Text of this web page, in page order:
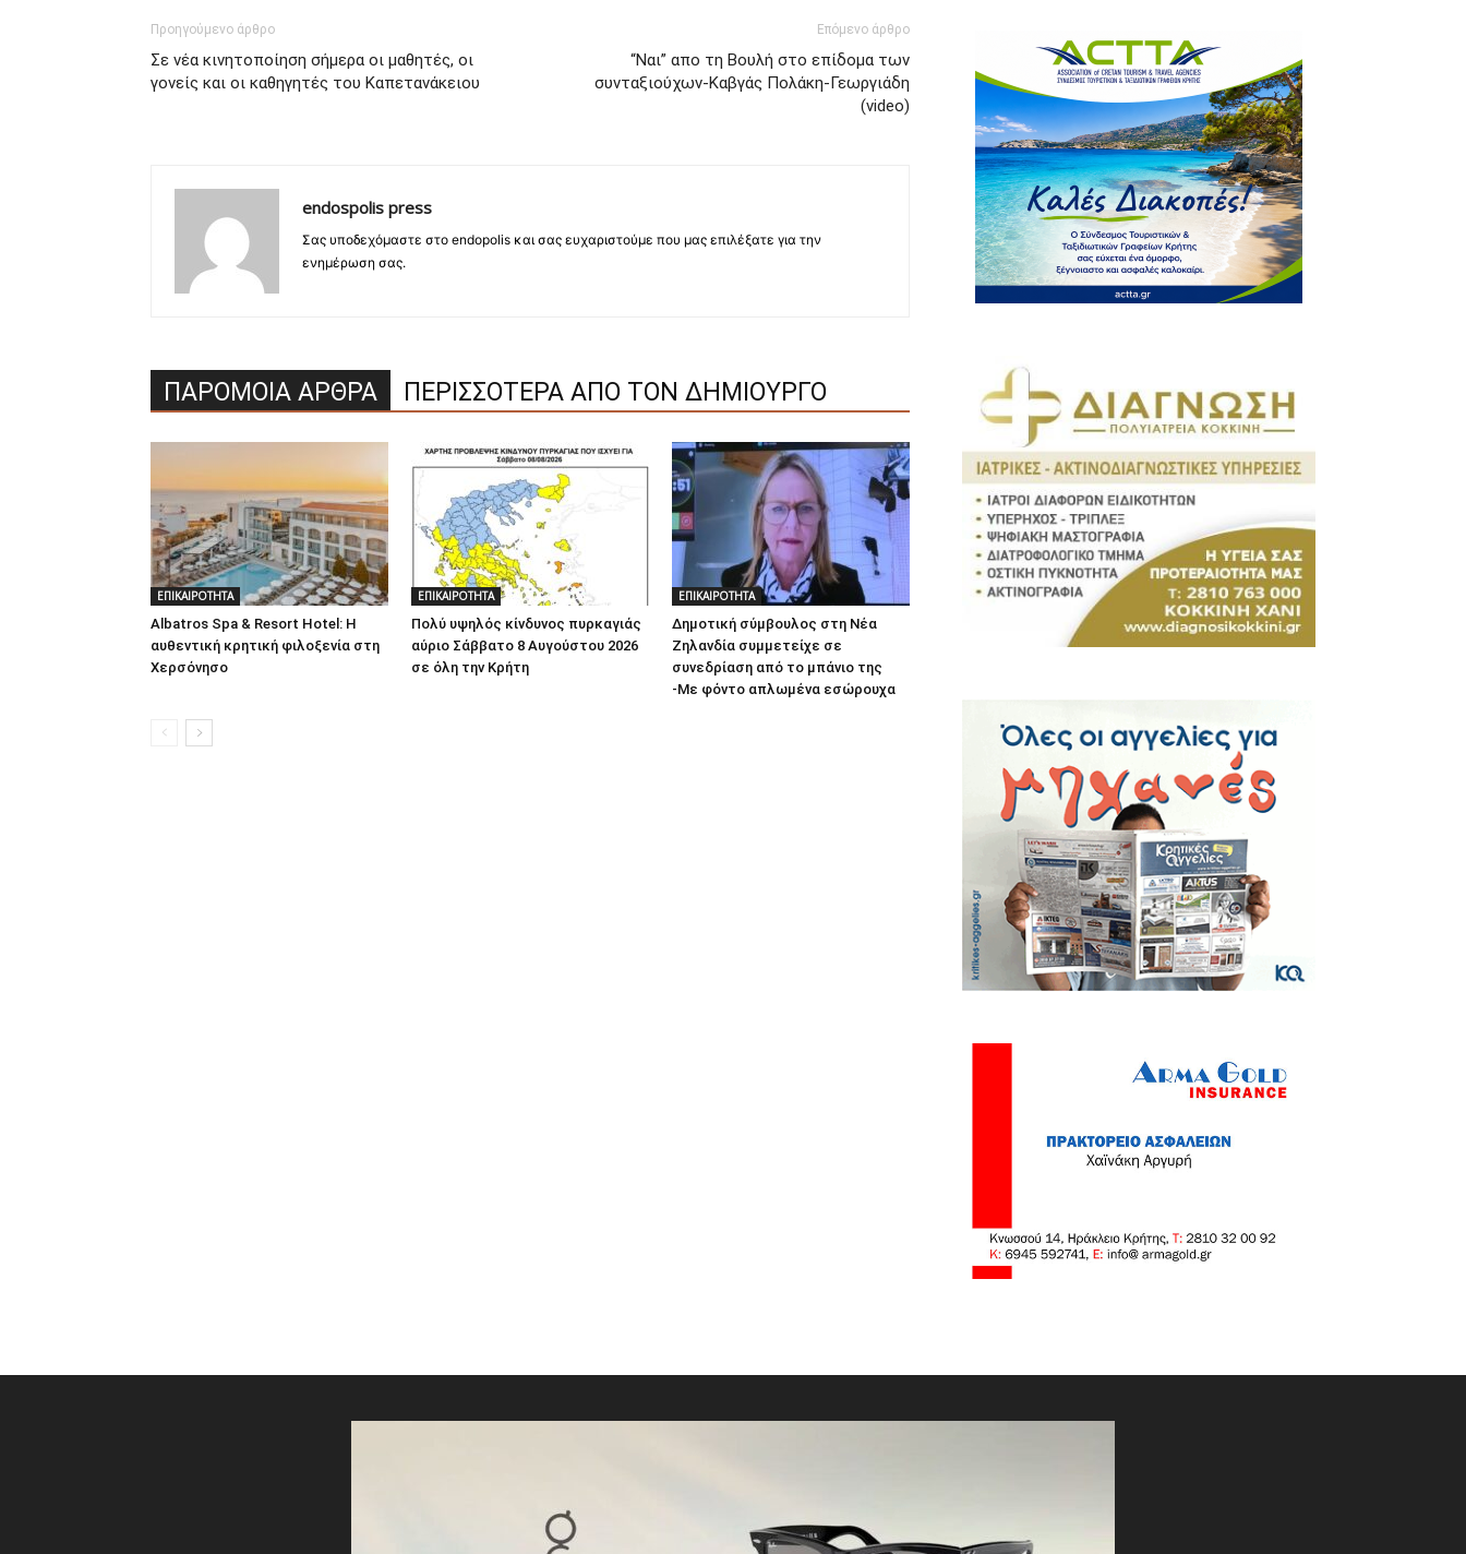
Προηγούμενο άρθρο
Σε νέα κινητοποίηση σήμερα οι μαθητές, οι
γονείς και οι καθηγητές του Καπετανάκειου
Επόμενο άρθρο
“Ναι” απο τη Βουλή στο επίδομα των
συνταξιούχων-Καβγάς Πολάκη-Γεωργιάδη
(video)
endospolis press
Σας υποδεχόμαστε στο endopolis και σας ευχαριστούμε που μας επιλέξατε για την
ενημέρωση σας.
ΠΑΡΟΜΟΙΑ ΑΡΘΡΑ ΠΕΡΙΣΣΟΤΕΡΑ ΑΠΟ ΤΟΝ ΔΗΜΙΟΥΡΓΟ
ΕΠΙΚΑΙΡΟΤΗΤΑ
Albatros Spa & Resort Hotel: Η
αυθεντική κρητική φιλοξενία στη
Χερσόνησο
ΕΠΙΚΑΙΡΟΤΗΤΑ
Πολύ υψηλός κίνδυνος πυρκαγιάς
αύριο Σάββατο 8 Αυγούστου 2026
σε όλη την Κρήτη
ΕΠΙΚΑΙΡΟΤΗΤΑ
Δημοτική σύμβουλος στη Νέα
Ζηλανδία συμμετείχε σε
συνεδρίαση από το μπάνιο της
-Με φόντο απλωμένα εσώρουχα